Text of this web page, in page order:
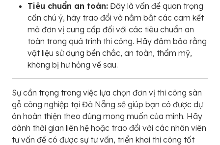
Tiêu chuẩn an toàn: Đây là vấn đề quan trọng
cần chú ý, hãy trao đổi và nắm bắt các cam kết
mà đơn vị cung cấp đối với các tiêu chuẩn an
toàn trong quá trình thi công. Hãy đảm bảo rằng
vật liệu sử dụng bền chắc, an toàn, thẩm mỹ,
không bị hư hỏng về sau.
Sự cần trọng trong việc lựa chọn đơn vị thi công sàn
gỗ công nghiệp tại Đà Nẵng sẽ giúp bạn có được dự
án hoàn thiện theo đúng mong muốn của mình. Hãy
dành thời gian liên hệ hoặc trao đổi với các nhân viên
tư vấn đề có được sự tư vấn, triển khai thi công tốt